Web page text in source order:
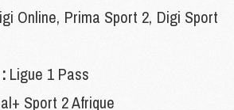
Online, Prima Sport 2, Digi Sport
Ligue 1 Pass
Sport 2 Afrique